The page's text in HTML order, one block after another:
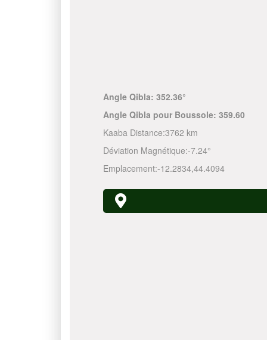
Angle Qibla: 352.36°
Angle Qibla pour Boussole: 359.60
Kaaba Distance:3762 km
Déviation Magnétique:-7.24°
Emplacement:-12.2834,44.4094